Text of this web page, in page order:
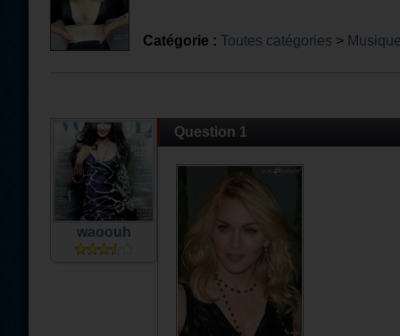
Catégorie : Toutes catégories > Musique
waoouh
Question 1